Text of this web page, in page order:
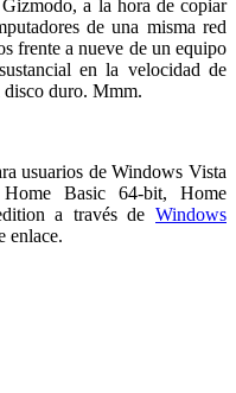
a la hora de copiar
de una misma red
frente a nueve de un equipo
en la velocidad de
disco duro. Mmm.
usuarios de Windows Vista
Basic 64-bit, Home
a través de Windows
enlace.